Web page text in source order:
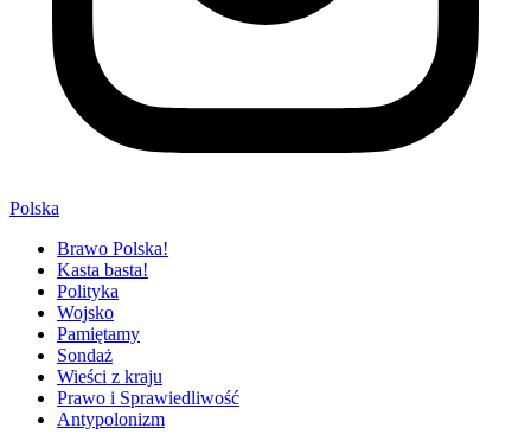
Polska
Brawo Polska!
Kasta basta!
Polityka
Wojsko
Pamiętamy
Sondaż
Wieści z kraju
Prawo i Sprawiedliwość
Antypolonizm